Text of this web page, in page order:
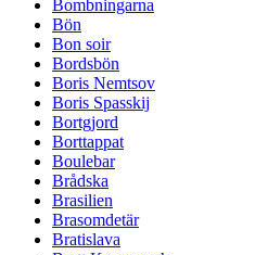
Bombningarna
Bön
Bon soir
Bordsbön
Boris Nemtsov
Boris Spasskij
Bortgjord
Borttappat
Boulebar
Brådska
Brasilien
Brasomdetär
Bratislava